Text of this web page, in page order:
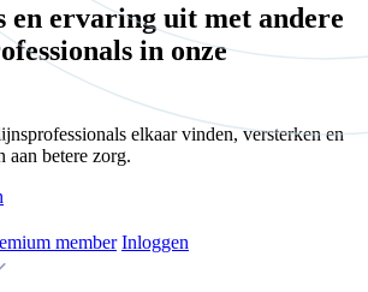
en ervaring uit met andere
in onze
elkaar vinden, versterken en
aan betere zorg.
member Inloggen